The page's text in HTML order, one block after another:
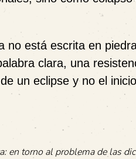
está escrita en
clara, una
un eclipse y no el
en torno al problema de las